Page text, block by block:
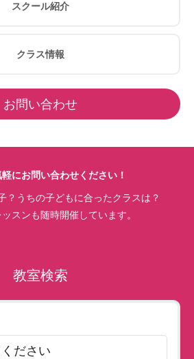
スクール紹介
クラス情報
お問い合わせ
にお問い合わせください！
？うちの子どもに合ったクラスは？
スンも随時開催しています。
教室検索